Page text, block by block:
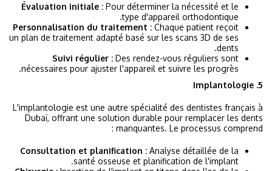
Évaluation initiale : Pour déterminer la nécessité et le
type d'appareil orthodontique.
Personnalisation du traitement : Chaque patient reçoit
un plan de traitement adapté basé sur les scans 3D de ses
dents.
Suivi régulier : Des rendez-vous réguliers sont
nécessaires pour ajuster l'appareil et suivre les progrès.
5. Implantologie
L'implantologie est une autre spécialité des dentistes français à
Dubaï, offrant une solution durable pour remplacer les dents
manquantes. Le processus comprend :
Consultation et planification : Analyse détaillée de la
santé osseuse et planification de l'implant.